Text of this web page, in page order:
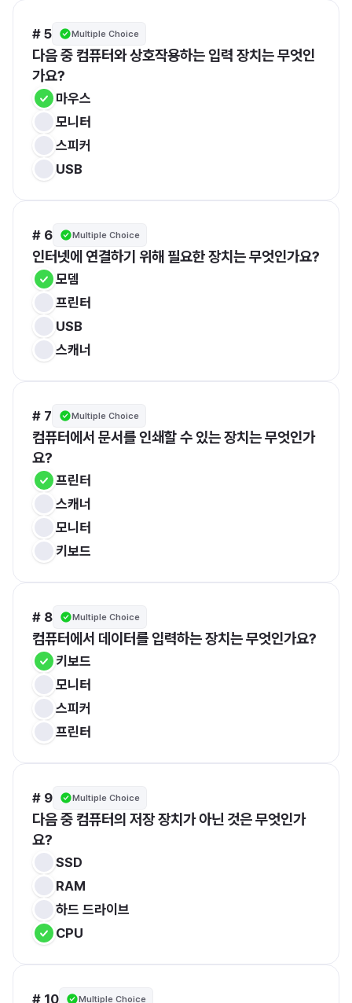
# 5 Multiple Choice
다음 중 컴퓨터와 상호작용하는 입력 장치는 무엇인
가요?
마우스
모니터
스피커
USB
# 6 Multiple Choice
인터넷에 연결하기 위해 필요한 장치는 무엇인가요?
모뎀
프린터
USB
스캐너
# 7 Multiple Choice
컴퓨터에서 문서를 인쇄할 수 있는 장치는 무엇인가
요?
프린터
스캐너
모니터
키보드
# 8 Multiple Choice
컴퓨터에서 데이터를 입력하는 장치는 무엇인가요?
키보드
모니터
스피커
프린터
# 9 Multiple Choice
다음 중 컴퓨터의 저장 장치가 아닌 것은 무엇인가
요?
SSD
RAM
하드 드라이브
CPU
# 10 Multiple Choice